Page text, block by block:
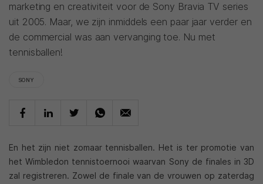
marketing en creativiteit voor de Sony Bravia TV series
uit 2005. Maar, we zijn inmiddels een paar jaar verder en
de commercial was aan vervanging toe. Nu met
tennisballen!
SONY
En het zijn niet zomaar tennisballen. Het is ter promotie van
het Wimbledon tennistoernooi waarvan Sony de finales in 3D
zal registreren. Zowel de finale van de vrouwen op zaterdag